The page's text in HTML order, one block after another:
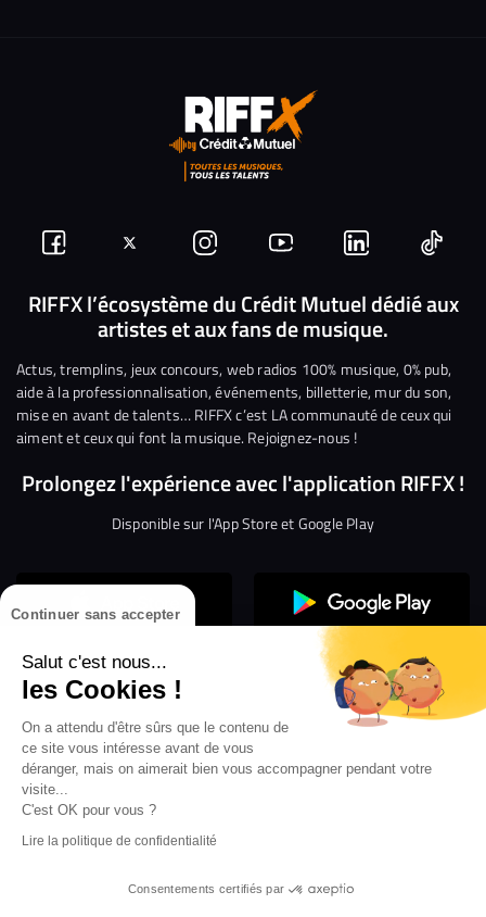
Continuer sans accepter
Salut c'est nous...
les Cookies !
On a attendu d'être sûrs que le contenu de
ce site vous intéresse avant de vous
déranger, mais on aimerait bien vous accompagner pendant votre
visite...
C'est OK pour vous ?
Lire la politique de confidentialité
Consentements certifiés par
Suivez-
nous
Facebook
Suivez-
nous
sur
Twitter
Nous
rejoindre
sur
Instagram
Nous
rejoindre
sur
YouTube
Nous
rejoindre
sur
Linkedin
Nous
RIFFX l’écosystème du Crédit Mutuel dédié aux
artistes et aux fans de musique.
Actus, tremplins, jeux concours, web radios 100% musique, 0% pub,
aide à la professionnalisation, événements, billetterie, mur du son,
mise en avant de talents… RIFFX c’est LA communauté de ceux qui
aiment et ceux qui font la musique. Rejoignez-nous !
Prolongez l'expérience avec l'application RIFFX !
Disponible sur l'App Store et Google Play
Confidentialité
Gestion des cookies
Conditions générales d’utilisation
Mentions légales
les webradios RIFFX
en exclusivité sur VIBES le titre de la révé